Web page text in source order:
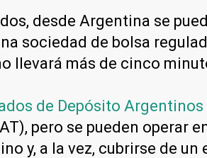
desde Argentina se
sociedad de bolsa
llevará más de cinco
de Depósito Argentinos
pero se pueden operar
y, a la vez, cubrirse de